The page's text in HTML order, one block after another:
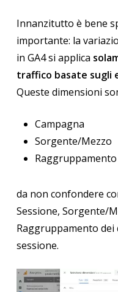
Innanzitutto è bene
importante: la
in GA4 si applica
traffico basate sugli
Queste dimensioni
Campagna
Sorgente/Mezzo
da non confondere
Sessione, Sorgente/
Raggruppamento
sessione.